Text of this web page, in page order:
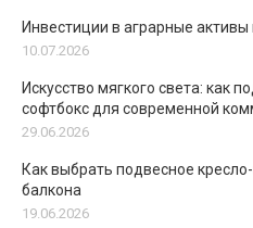
Инвестиции в аграрные активы
10.07.2026
Искусство мягкого света: как
софтбокс для современной
29.06.2026
Как выбрать подвесное
балкона
19.06.2026